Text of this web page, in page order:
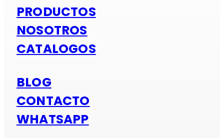
PRODUCTOS
NOSOTROS
CATALOGOS
BLOG
CONTACTO
WHATSAPP